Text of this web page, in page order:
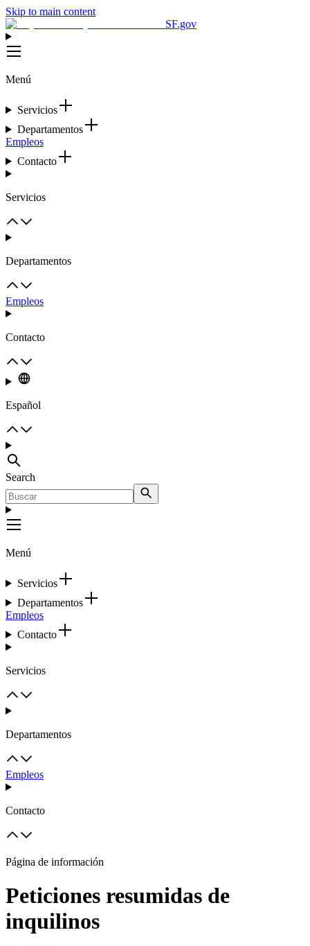
Skip to main content
SF.gov
Menú
Servicios
Departamentos
Empleos
Contacto
Servicios
Departamentos
Empleos
Contacto
Español
Search
Menú
Servicios
Departamentos
Empleos
Contacto
Servicios
Departamentos
Empleos
Contacto
Página de información
Peticiones resumidas de
inquilinos